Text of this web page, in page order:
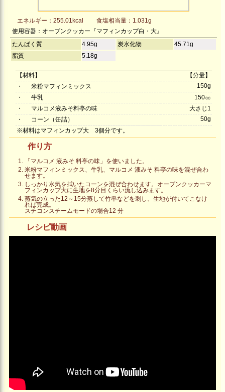
エネルギー：255.01kcal
食塩相当量：1.031g
使用容器：オーブンクッカー『マフィンカップ白・大』
たんぱく質
4.95g 炭水化物
45.71g
脂質
5.18g
【材料】
【分量】
・
米粉マフィンミックス
150g
・
牛乳
150㏄
・
マルコメ液みそ料亭の味
大さじ1
・
コーン（缶詰）
50g
※材料はマフィンカップ大 3個分です。
作り方
「マルコメ 液みそ 料亭の味」を使いました。
米粉マフィンミックス、牛乳、マルコメ 液みそ 料亭の味を混ぜ合わ
せます。
しっかり水気を拭いたコーンを混ぜ合わせます。オーブンクッカーマ
フィンカップ大に生地を8分目くらい流し込みます。
蒸気の立った12～15分蒸して竹串などを刺し、生地が付いてこなけ
れば完成。
スチコンスチームモードの場合12 分
レシピ動画